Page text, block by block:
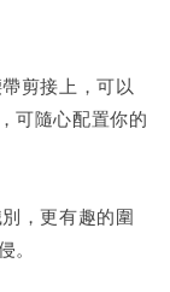
剪接上，可以
可隨心配置你的
，更有趣的圍